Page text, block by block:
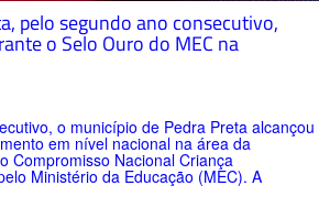
pelo segundo ano consecutivo,
o Selo Ouro do MEC na
o município de Pedra Preta alcançou
em nível nacional na área da
Compromisso Nacional Criança
Ministério da Educação (MEC). A